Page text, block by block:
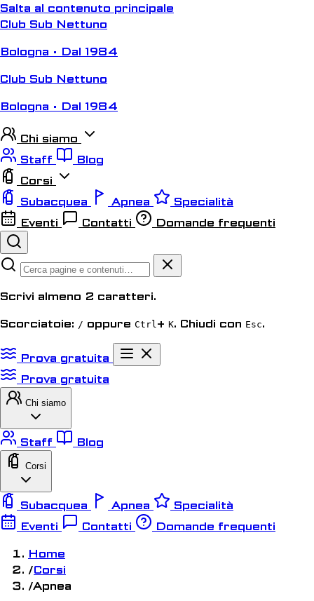
Salta al contenuto principale
Club Sub Nettuno
Bologna • Dal 1984
Club Sub Nettuno
Bologna • Dal 1984
Chi siamo
Staff
Blog
Corsi
Subacquea
Apnea
Specialità
Eventi
Contatti Domande frequenti
Scrivi almeno 2 caratteri.
Scorciatoie: / oppure Ctrl+ K. Chiudi con Esc.
Prova gratuita
Prova gratuita
Chi siamo
Staff Blog
Corsi
Subacquea Apnea
Specialità
Eventi
Contatti
Domande frequenti
Home
/Corsi
/Apnea